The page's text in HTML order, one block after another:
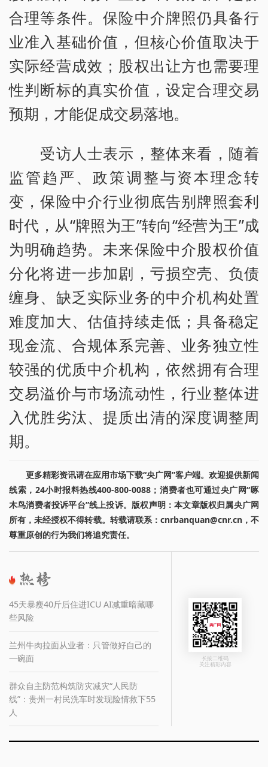
合理等条件。保险中介牌照仍具备行
业准入基础价值，但核心价值取决于
实际经营成效；股权出让方也需要理
性判断标的真实价值，设定合理交易
预期，才能促成交易落地。
受访人士表示，整体来看，随着
监管趋严、政策调整与资本理念转
变，保险中介行业彻底告别牌照套利
时代，从“牌照为王”转向“经营为王”成
为明确趋势。未来保险中介股权价值
分化将进一步加剧，亏损空壳、负债
缠身、缺乏实际业务的中介机构处置
难度加大、估值持续走低；具备稳定
现金流、合规体系完善、业务独立性
较强的优质中介机构，依然拥有合理
交易溢价与市场流动性，行业整体进
入优胜劣汰、提质出清的深度调整周
期。
更多精彩资讯请在应用市场下载“央广网”客户端。欢迎提供新闻
线索，24小时报料热线400-800-0088；消费者也可通过央广网“啄
木鸟消费者投诉平台”线上投诉。版权声明：本文章版权归属央广网
所有，未经授权不得转载。转载请联系：cnrbanquan@cnr.cn，不
尊重原创的行为我们将追究责任。
45天暴瘦40斤后住进ICU AI减重暗藏哪
些风险
兰州牛肉拉面从业者：只管做好自己的
一碗面
群众自主防范构筑防灾减灾“人民防
线”：贵州一村民洗车时发现险情救下55
人
长按二维码
关注精彩内容